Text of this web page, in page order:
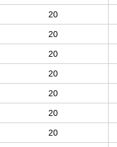
20
20
20
20
20
20
20